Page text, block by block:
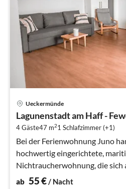
Ueckermünde
Lagunenstadt am Haff -
4 Gäste47 m21 Schlafzimmer (+1)
Bei der Ferienwohnung Juno
hochwertig eingerichtete,
Nichtraucherwohnung, die
erstreckt.
ab 55€/ Nacht